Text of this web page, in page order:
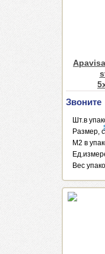
Звоните
Шт.в
Размер,
М2 в
Веc